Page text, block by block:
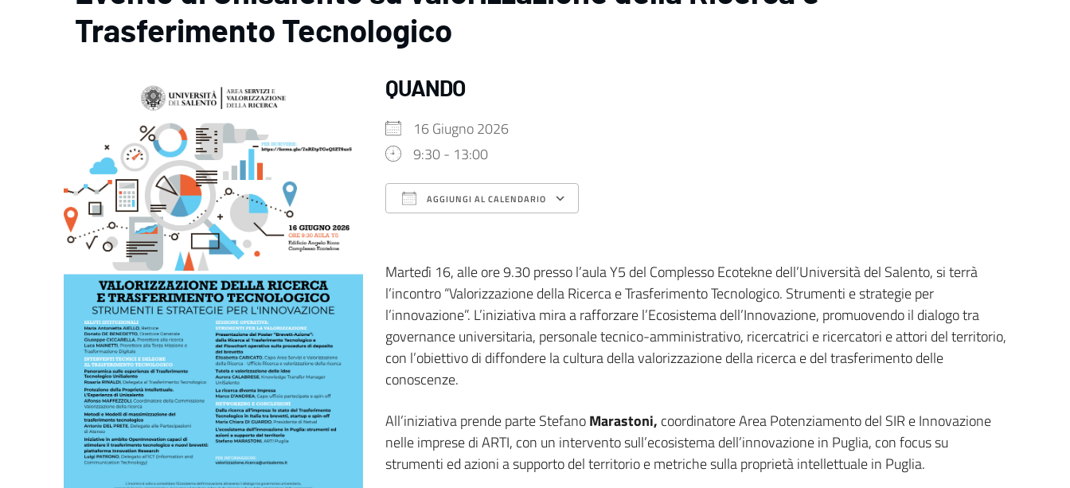
Trasferimento Tecnologico
QUANDO
16 Giugno 2026
9:30 - 13:00
AGGIUNGI AL CALENDARIO
Martedì 16, alle ore 9.30 presso l’aula Y5 del Complesso Ecotekne dell’Università del Salento, si terrà
l’incontro “Valorizzazione della Ricerca e Trasferimento Tecnologico. Strumenti e strategie per
l’innovazione”. L’iniziativa mira a rafforzare l’Ecosistema dell’Innovazione, promuovendo il dialogo tra
governance universitaria, personale tecnico-amministrativo, ricercatrici e ricercatori e attori del territorio,
con l’obiettivo di diffondere la cultura della valorizzazione della ricerca e del trasferimento delle
conoscenze.
All’iniziativa prende parte StefanoMarastoni, coordinatore Area Potenziamento del SIR e Innovazione
nelle imprese di ARTI, con un intervento sull’ecosistema dell’innovazione in Puglia, con focus su
strumenti ed azioni a supporto del territorio e metriche sulla proprietà intellettuale in Puglia.